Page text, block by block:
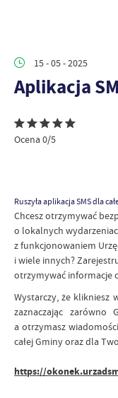
15 - 05 - 2025
Aplikacja
Ocena 0/5
Ruszyła aplikacja SMS dla
Chcesz otrzymywać
o lokalnych
z funkcjonowaniem
i wiele innych?
otrzymywać informacje
Wystarczy, że klikniesz
zaznaczając zarówno
a otrzymasz
całej Gminy oraz dla
https://